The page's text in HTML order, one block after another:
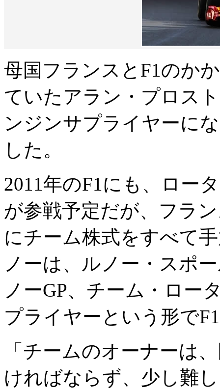
母国フランスとF1のか
ていたアラン・プロス
ンジンサプライヤーに
した。
2011年のF1にも、ロー
が参戦予定だが、フラ
にチーム株式をすべて
ノーは、ルノー・スポ
ノーGP、チーム・ロー
プライヤーという形で
「チームのオーナーは
ければならず、少し難